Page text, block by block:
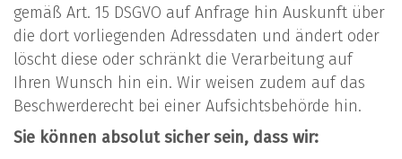
gemäß Art. 15 DSGVO auf Anfrage hin Auskunft über
die dort vorliegenden Adressdaten und ändert oder
löscht diese oder schränkt die Verarbeitung auf
Ihren Wunsch hin ein. Wir weisen zudem auf das
Beschwerderecht bei einer Aufsichtsbehörde hin.
Sie können absolut sicher sein, dass wir: